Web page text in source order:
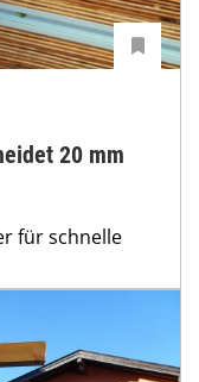
20 mm
für schnelle